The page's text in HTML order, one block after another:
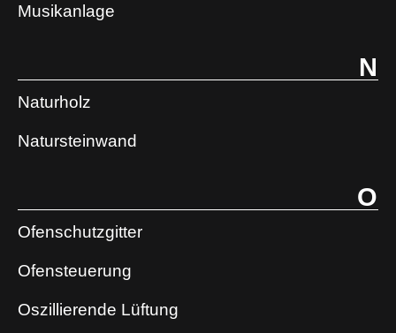
Musikanlage
N
Naturholz
Natursteinwand
O
Ofenschutzgitter
Ofensteuerung
Oszillierende Lüftung